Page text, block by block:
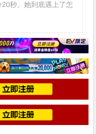
秒。她到底遇上了怎